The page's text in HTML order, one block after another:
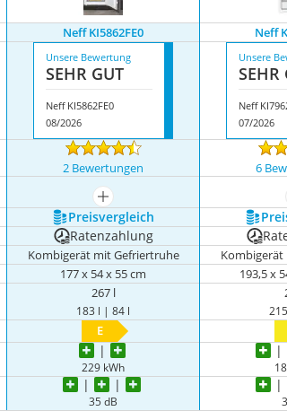
Neff KI5862FE0 Neff
Unsere Bewertung
SEHR GUT
Neff KI5862FE0
08/2026
Unsere
SEHR
Neff
07/2026
2 Bewertungen 6
mehr anzeigen
Preis­vergleich
Ratenzahlung
Kombigerät mit Gefriertruhe
177 x 54 x 55 cm 193,5 x
267 l
183 l | 84 l
E
229 kWh
35 dB